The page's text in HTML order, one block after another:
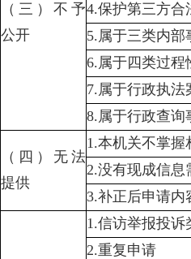
（三）不予
公开
4.保护第三方合
5.属于三类内部
6.属于四类过程
7.属于行政执法
8.属于行政查询
（四）无法
提供
1.本机关不掌握
2.没有现成信息
3.补正后申请内
1.信访举报投诉
2.重复申请